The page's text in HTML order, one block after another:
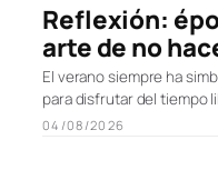
Reflexión:
arte de no
El verano siempre ha
para disfrutar del tiempo
04/08/2026